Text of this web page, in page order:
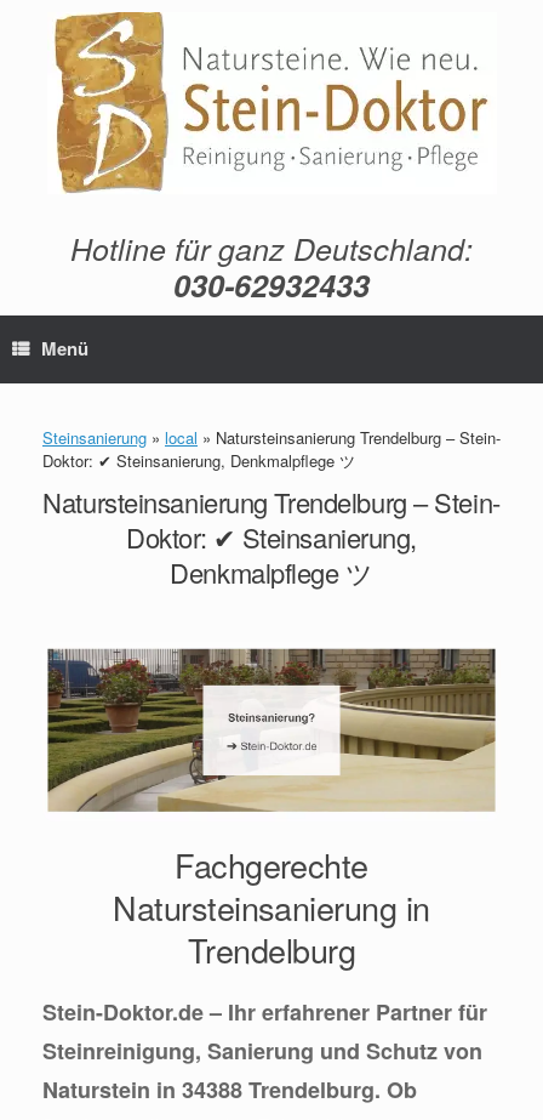
springen
Hotline für ganz Deutschland:
030-62932433
Menü
Steinsanierung » local » Natursteinsanierung Trendelburg – Stein-
Doktor: ✔ Steinsanierung, Denkmalpflege ツ
Natursteinsanierung Trendelburg – Stein-
Doktor: ✔ Steinsanierung,
Denkmalpflege ツ
Fachgerechte
Natursteinsanierung in
Trendelburg
Stein-Doktor.de – Ihr erfahrener Partner für
Steinreinigung, Sanierung und Schutz von
Naturstein in 34388 Trendelburg. Ob